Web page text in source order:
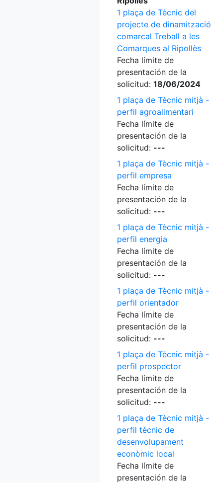
1 plaça de Tècnic del
projecte de dinamització
comarcal Treball a les
Comarques al Ripollès
Fecha límite de
presentación de la
solicitud: 18/06/2024
1 plaça de Tècnic mitjà -
perfil agroalimentari
Fecha límite de
presentación de la
solicitud: ---
1 plaça de Tècnic mitjà -
perfil empresa
Fecha límite de
presentación de la
solicitud: ---
1 plaça de Tècnic mitjà -
perfil energia
Fecha límite de
presentación de la
solicitud: ---
1 plaça de Tècnic mitjà -
perfil orientador
Fecha límite de
presentación de la
solicitud: ---
1 plaça de Tècnic mitjà -
perfil prospector
Fecha límite de
presentación de la
solicitud: ---
1 plaça de Tècnic mitjà -
perfil tècnic de
desenvolupament
econòmic local
Fecha límite de
presentación de la